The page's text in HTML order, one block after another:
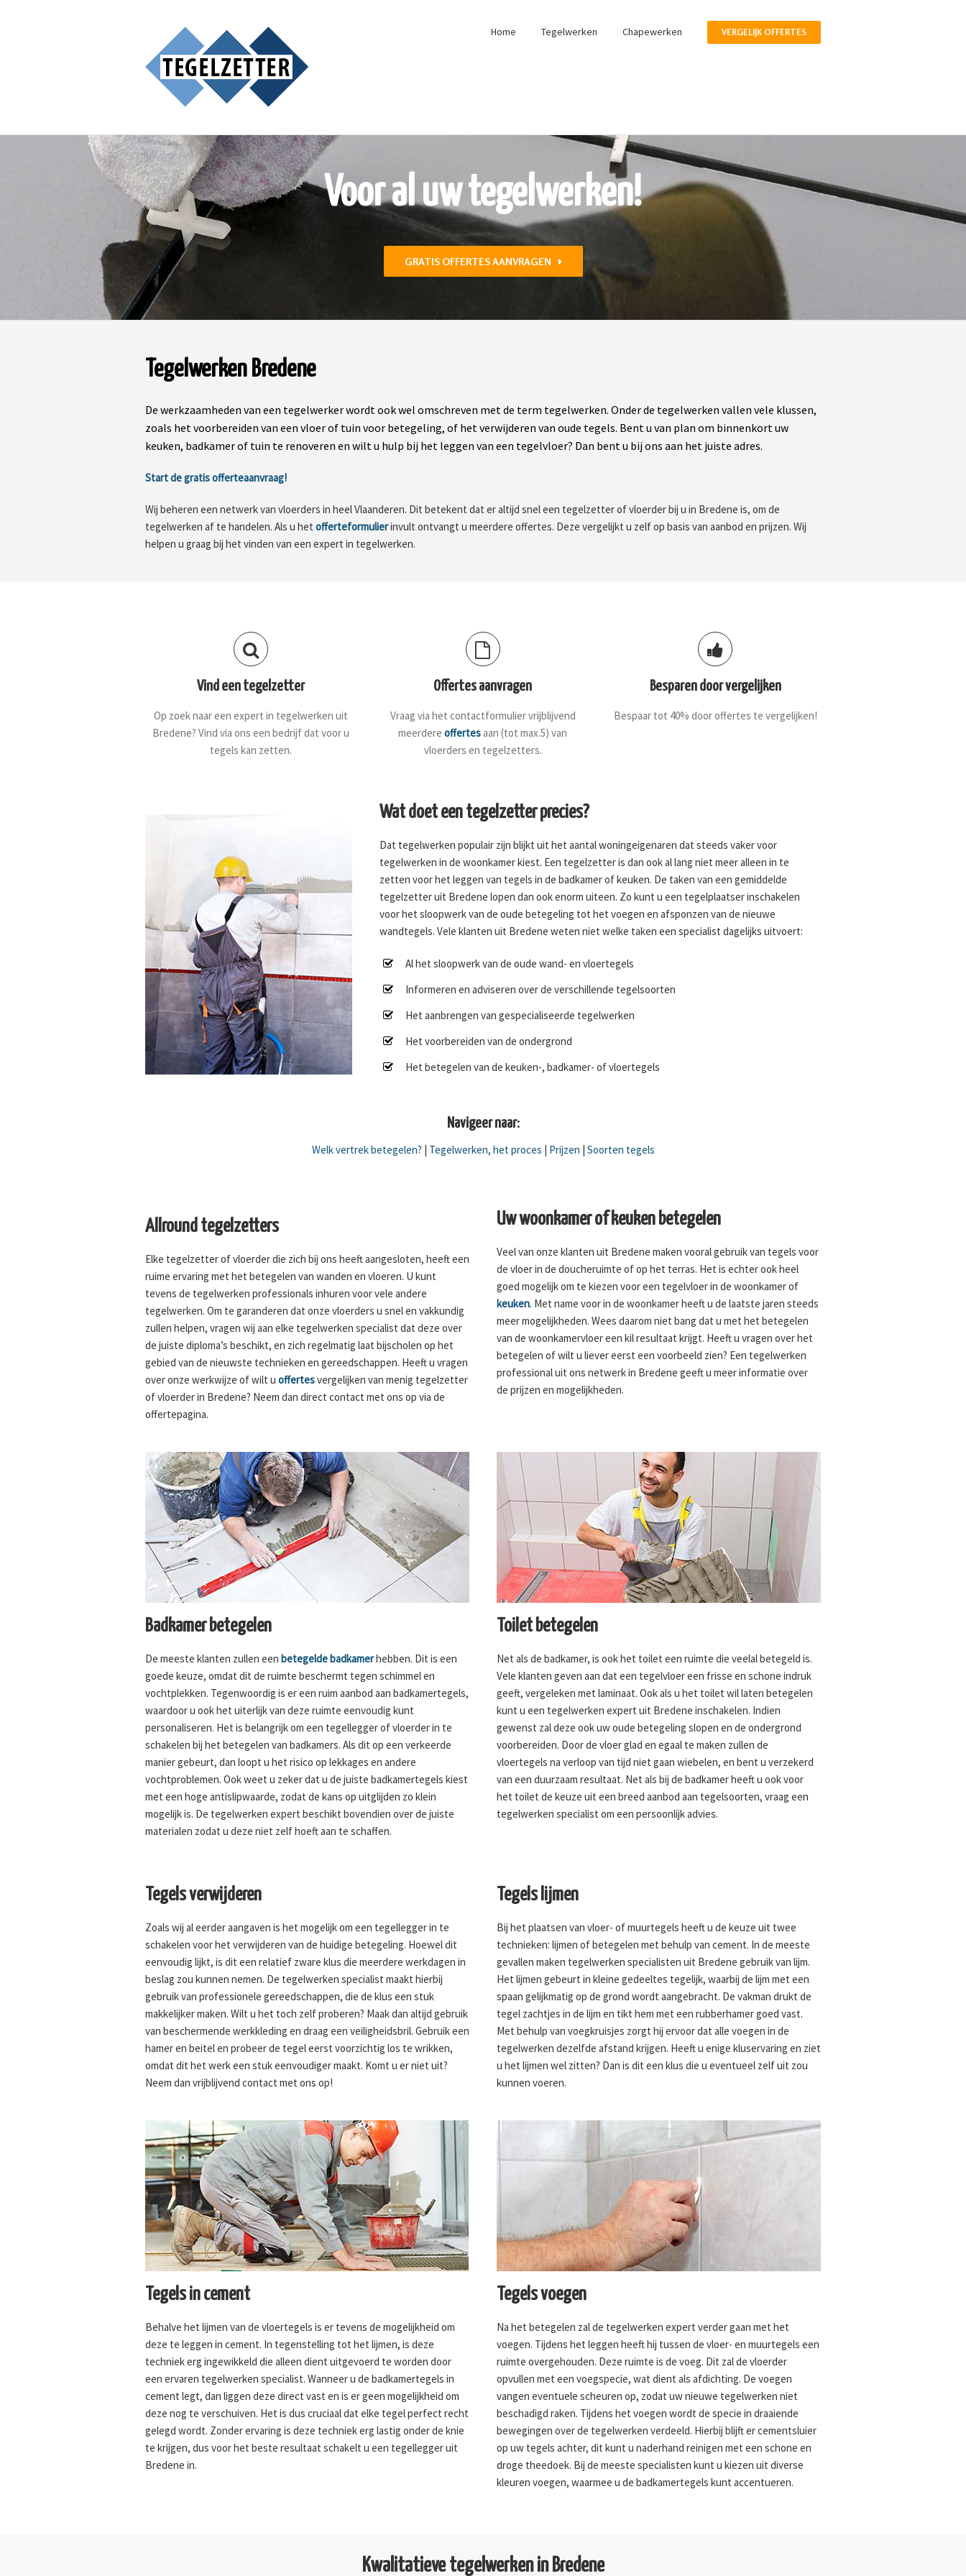
Home Tegelwerken Chapewerken VERGELIJK OFFERTES
Voor al uw tegelwerken!
GRATIS OFFERTES AANVRAGEN
Tegelwerken Bredene
De werkzaamheden van een tegelwerker wordt ook wel omschreven met de term tegelwerken. Onder de tegelwerken vallen vele klussen,
zoals het voorbereiden van een vloer of tuin voor betegeling, of het verwijderen van oude tegels. Bent u van plan om binnenkort uw
keuken, badkamer of tuin te renoveren en wilt u hulp bij het leggen van een tegelvloer? Dan bent u bij ons aan het juiste adres.
Start de gratis offerteaanvraag!
Wij beheren een netwerk van vloerders in heel Vlaanderen. Dit betekent dat er altijd snel een tegelzetter of vloerder bij u in Bredene is, om de
tegelwerken af te handelen. Als u het offerteformulierinvult ontvangt u meerdere offertes. Deze vergelijkt u zelf op basis van aanbod en prijzen. Wij
helpen u graag bij het vinden van een expert in tegelwerken.
Vind een tegelzetter
Op zoek naar een expert in tegelwerken uit
Bredene? Vind via ons een bedrijf dat voor u
tegels kan zetten.
Offertes aanvragen
Vraag via het contactformulier vrijblijvend
meerdereoffertes aan (tot max.5) van
vloerders en tegelzetters.
Besparen door vergelijken
Bespaar tot 40% door offertes te vergelijken!
Wat doet een tegelzetter precies?
Dat tegelwerken populair zijn blijkt uit het aantal woningeigenaren dat steeds vaker voor
tegelwerken in de woonkamer kiest. Een tegelzetter is dan ook al lang niet meer alleen in te
zetten voor het leggen van tegels in de badkamer of keuken. De taken van een gemiddelde
tegelzetter uit Bredene lopen dan ook enorm uiteen. Zo kunt u een tegelplaatser inschakelen
voor het sloopwerk van de oude betegeling tot het voegen en afsponzen van de nieuwe
wandtegels. Vele klanten uit Bredene weten niet welke taken een specialist dagelijks uitvoert:
Al het sloopwerk van de oude wand- en vloertegels
Informeren en adviseren over de verschillende tegelsoorten
Het aanbrengen van gespecialiseerde tegelwerken
Het voorbereiden van de ondergrond
Het betegelen van de keuken-, badkamer- of vloertegels
Navigeer naar:
Welk vertrek betegelen? Tegelwerken, het proces Prijzen Soorten tegels
Allround tegelzetters
Elke tegelzetter of vloerder die zich bij ons heeft aangesloten, heeft een
ruime ervaring met het betegelen van wanden en vloeren. U kunt
tevens de tegelwerken professionals inhuren voor vele andere
tegelwerken. Om te garanderen dat onze vloerders u snel en vakkundig
zullen helpen, vragen wij aan elke tegelwerken specialist dat deze over
de juiste diploma’s beschikt, en zich regelmatig laat bijscholen op het
gebied van de nieuwste technieken en gereedschappen. Heeft u vragen
over onze werkwijze of wilt u offertesvergelijken van menig tegelzetter
of vloerder in Bredene? Neem dan direct contact met ons op via de
offertepagina.
Uw woonkamer of keuken betegelen
Veel van onze klanten uit Bredene maken vooral gebruik van tegels voor
de vloer in de doucheruimte of op het terras. Het is echter ook heel
goed mogelijk om te kiezen voor een tegelvloer in de woonkamer of
keuken. Met name voor in de woonkamer heeft u de laatste jaren steeds
meer mogelijkheden. Wees daarom niet bang dat u met het betegelen
van de woonkamervloer een kil resultaat krijgt. Heeft u vragen over het
betegelen of wilt u liever eerst een voorbeeld zien? Een tegelwerken
professional uit ons netwerk in Bredene geeft u meer informatie over
de prijzen en mogelijkheden.
Badkamer betegelen
De meeste klanten zullen een betegelde badkamerhebben. Dit is een
goede keuze, omdat dit de ruimte beschermt tegen schimmel en
vochtplekken. Tegenwoordig is er een ruim aanbod aan badkamertegels,
waardoor u ook het uiterlijk van deze ruimte eenvoudig kunt
personaliseren. Het is belangrijk om een tegellegger of vloerder in te
schakelen bij het betegelen van badkamers. Als dit op een verkeerde
manier gebeurt, dan loopt u het risico op lekkages en andere
vochtproblemen. Ook weet u zeker dat u de juiste badkamertegels kiest
met een hoge antislipwaarde, zodat de kans op uitglijden zo klein
mogelijk is. De tegelwerken expert beschikt bovendien over de juiste
materialen zodat u deze niet zelf hoeft aan te schaffen.
Toilet betegelen
Net als de badkamer, is ook het toilet een ruimte die veelal betegeld is.
Vele klanten geven aan dat een tegelvloer een frisse en schone indruk
geeft, vergeleken met laminaat. Ook als u het toilet wil laten betegelen
kunt u een tegelwerken expert uit Bredene inschakelen. Indien
gewenst zal deze ook uw oude betegeling slopen en de ondergrond
voorbereiden. Door de vloer glad en egaal te maken zullen de
vloertegels na verloop van tijd niet gaan wiebelen, en bent u verzekerd
van een duurzaam resultaat. Net als bij de badkamer heeft u ook voor
het toilet de keuze uit een breed aanbod aan tegelsoorten, vraag een
tegelwerken specialist om een persoonlijk advies.
Tegels verwijderen
Zoals wij al eerder aangaven is het mogelijk om een tegellegger in te
schakelen voor het verwijderen van de huidige betegeling. Hoewel dit
eenvoudig lijkt, is dit een relatief zware klus die meerdere werkdagen in
beslag zou kunnen nemen. De tegelwerken specialist maakt hierbij
gebruik van professionele gereedschappen, die de klus een stuk
makkelijker maken. Wilt u het toch zelf proberen? Maak dan altijd gebruik
van beschermende werkkleding en draag een veiligheidsbril. Gebruik een
hamer en beitel en probeer de tegel eerst voorzichtig los te wrikken,
omdat dit het werk een stuk eenvoudiger maakt. Komt u er niet uit?
Neem dan vrijblijvend contact met ons op!
Tegels lijmen
Bij het plaatsen van vloer- of muurtegels heeft u de keuze uit twee
technieken: lijmen of betegelen met behulp van cement. In de meeste
gevallen maken tegelwerken specialisten uit Bredene gebruik van lijm.
Het lijmen gebeurt in kleine gedeeltes tegelijk, waarbij de lijm met een
spaan gelijkmatig op de grond wordt aangebracht. De vakman drukt de
tegel zachtjes in de lijm en tikt hem met een rubberhamer goed vast.
Met behulp van voegkruisjes zorgt hij ervoor dat alle voegen in de
tegelwerken dezelfde afstand krijgen. Heeft u enige kluservaring en ziet
u het lijmen wel zitten? Dan is dit een klus die u eventueel zelf uit zou
kunnen voeren.
Tegels in cement
Behalve het lijmen van de vloertegels is er tevens de mogelijkheid om
deze te leggen in cement. In tegenstelling tot het lijmen, is deze
techniek erg ingewikkeld die alleen dient uitgevoerd te worden door
een ervaren tegelwerken specialist. Wanneer u de badkamertegels in
cement legt, dan liggen deze direct vast en is er geen mogelijkheid om
deze nog te verschuiven. Het is dus cruciaal dat elke tegel perfect recht
gelegd wordt. Zonder ervaring is deze techniek erg lastig onder de knie
te krijgen, dus voor het beste resultaat schakelt u een tegellegger uit
Bredene in.
Tegels voegen
Na het betegelen zal de tegelwerken expert verder gaan met het
voegen. Tijdens het leggen heeft hij tussen de vloer- en muurtegels een
ruimte overgehouden. Deze ruimte is de voeg. Dit zal de vloerder
opvullen met een voegspecie, wat dient als afdichting. De voegen
vangen eventuele scheuren op, zodat uw nieuwe tegelwerken niet
beschadigd raken. Tijdens het voegen wordt de specie in draaiende
bewegingen over de tegelwerken verdeeld. Hierbij blijft er cementsluier
op uw tegels achter, dit kunt u naderhand reinigen met een schone en
droge theedoek. Bij de meeste specialisten kunt u kiezen uit diverse
kleuren voegen, waarmee u de badkamertegels kunt accentueren.
Kwalitatieve tegelwerken in Bredene